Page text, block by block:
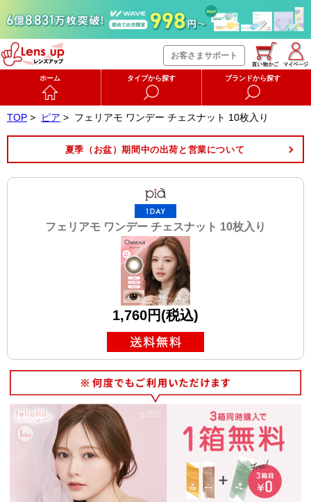
お客さまサポート
ホーム タイプから探す ブランドから探す
TOP > ピア > フェリアモ ワンデー チェスナット 10枚入り
夏季（お盆）期間中の出荷と営業について
フェリアモ ワンデー チェスナット 10枚入り
1,760円(税込)